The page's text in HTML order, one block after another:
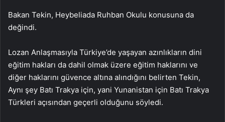
Bakan Tekin, Heybeliada Ruhban Okulu konusuna da
değindi.
Lozan Anlaşmasıyla Türkiye’de yaşayan azınlıkların dini
eğitim hakları da dahil olmak üzere eğitim haklarını ve
diğer haklarını güvence altına alındığını belirten Tekin,
Aynı şey Batı Trakya için, yani Yunanistan için Batı Trakya
Türkleri açısından geçerli olduğunu söyledi.